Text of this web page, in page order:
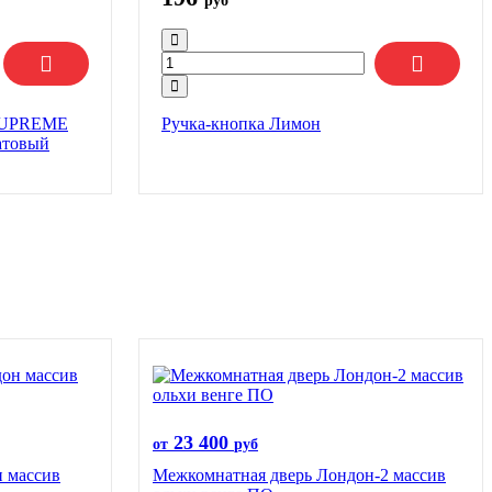
Ручка-кнопка Лимон
массив
от 23 400 руб
Межкомнатная дверь Лондон-2 массив